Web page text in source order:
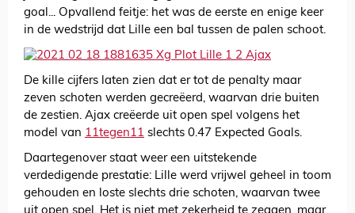
goal... Opvallend feitje: het was de eerste en enige keer
in de wedstrijd dat Lille een bal tussen de palen schoot.
De kille cijfers laten zien dat er tot de penalty maar
zeven schoten werden gecreëerd, waarvan drie buiten
de zestien. Ajax creëerde uit open spel volgens het
model van 11tegen11 slechts 0.47 Expected Goals.
Daartegenover staat weer een uitstekende
verdedigende prestatie: Lille werd vrijwel geheel in toom
gehouden en loste slechts drie schoten, waarvan twee